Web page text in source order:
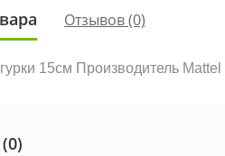
Отзывов (0)
15см Производитель Mattel